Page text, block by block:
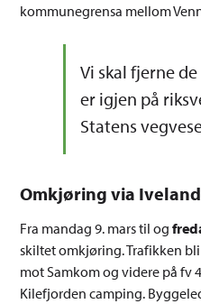
kommunegrensa mellom
Vi skal fjerne
er igjen på
Statens
Omkjøring via
Fra mandag 9. mars til og
skiltet omkjøring. Trafikken
mot Samkom og videre på fv
Kilefjorden camping.